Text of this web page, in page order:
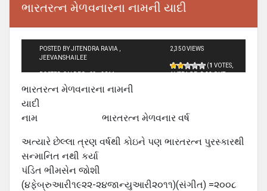
ભારતરત્ન મેળવનારના નામની યાદી
POSTED BY JITENDRA RAVIA ,
JEEVANSHAILEE
POSTED ON DEC - 23 - 2011
2,350 VIEWS
(1 VOTES,
AVERAGE:2.00OUT
ભારતરત્ન મેળવનારના નામની
યાદી
નામ ભારતરત્ન મેળવનાર વર્ષ
અત્યારે છેલ્લા ત્રણ વર્ષથી કોઇને પણ ભારતરત્ન પુરસ્કારથી
સન્માનિત નથી કર્યા
પંડિત ભીમસેન જોશી
(૪ફેબ્રુઆરી૧૯૨૨-૨૪જાન્યુઆરી૨૦૧૧)(સંગીત) =૨૦૦૮